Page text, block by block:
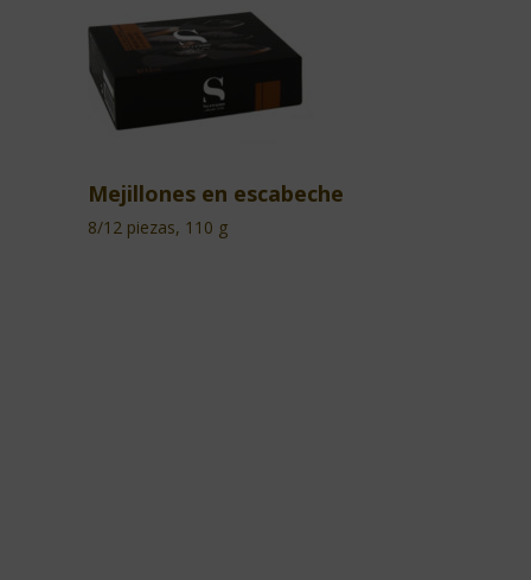
Mejillones en escabeche
8/12 piezas, 110 g